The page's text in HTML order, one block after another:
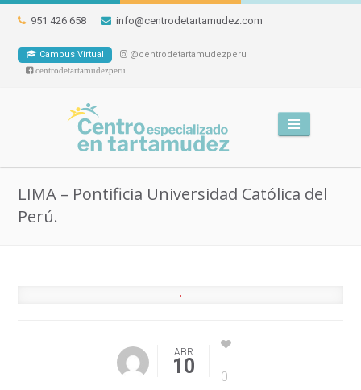
951 426 658 info@centrodetartamudez.com
Campus Virtual @centrodetartamudezperu
centrodetartamudezperu
LIMA – Pontificia Universidad Católica del
Perú.
ABR
10 0